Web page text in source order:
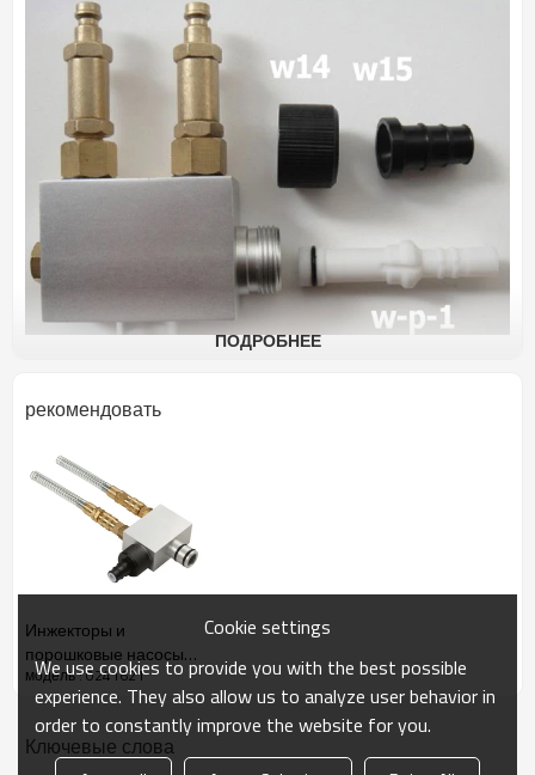
зазор приемной форсунки2 0241476 Направляющая гайка3
0241466 Накидная гайка4 0241923 * Рабочая форсунка ET5
0241460 Обратный пружинный клапан6 0241461 Обратный
пружинный клапан с экраном(черная маркировка)7 9970149
Уплотнительное кольцо8 9992709 Штекер быстроразъемной
муфты9 9992710 Розетка быстроразъемной муфты10
9970150 Уплотнительное кольцо11 9974023 * Кольцо круглого
ПОДРОБНЕЕ
рекомендовать
Инжекторы и
порошковые насосы
0241622
модель : 0241621
Ключевые слова
Cookie settings
We use cookies to provide you with the best possible
experience. They also allow us to analyze user behavior in
order to constantly improve the website for you.